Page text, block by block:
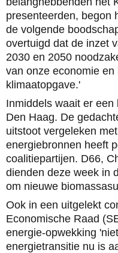
presenteerden, begon
de volgende
overtuigd dat de inzet
2030 en 2050
van onze economie
klimaatopgave.'
Inmiddels waait er
Den Haag. De
uitstoot vergeleken
energiebronnen heeft
coalitiepartijen. D66,
dienden deze week in
om nieuwe
Ook in een uitgelekt
Economische Raad
energie-opwekking
energietransitie nu is